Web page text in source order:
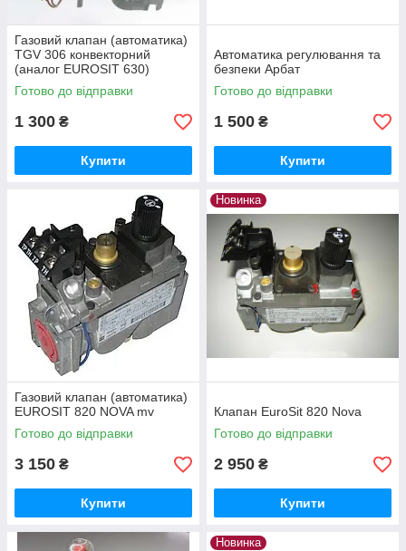
Газовий клапан (автоматика)
TGV 306 конвекторний
(аналог EUROSIT 630)
Готово до відправки
1 300 ₴
Купити
Автоматика регулювання та
безпеки Арбат
Готово до відправки
1 500 ₴
Купити
Газовий клапан (автоматика)
EUROSIT 820 NOVA mv
Готово до відправки
3 150 ₴
Купити
Новинка
Клапан EuroSit 820 Nova
Готово до відправки
2 950 ₴
Купити
Новинка